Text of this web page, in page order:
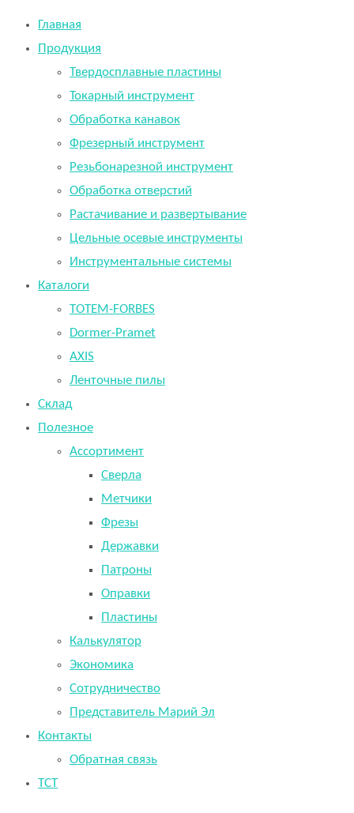
Главная
Продукция
Твердосплавные пластины
Токарный инструмент
Обработка канавок
Фрезерный инструмент
Резьбонарезной инструмент
Обработка отверстий
Растачивание и развертывание
Цельные осевые инструменты
Инструментальные системы
Каталоги
TOTEM-FORBES
Dormer-Pramet
AXIS
Ленточные пилы
Склад
Полезное
Ассортимент
Сверла
Метчики
Фрезы
Державки
Патроны
Оправки
Пластины
Калькулятор
Экономика
Сотрудничество
Представитель Марий Эл
Контакты
Обратная связь
TCT